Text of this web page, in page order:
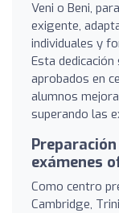
Veni o Beni,
exigente,
individuales y
Esta
aprobados en
alumnos
superando las
exámenes
Como centro
Cambridge,